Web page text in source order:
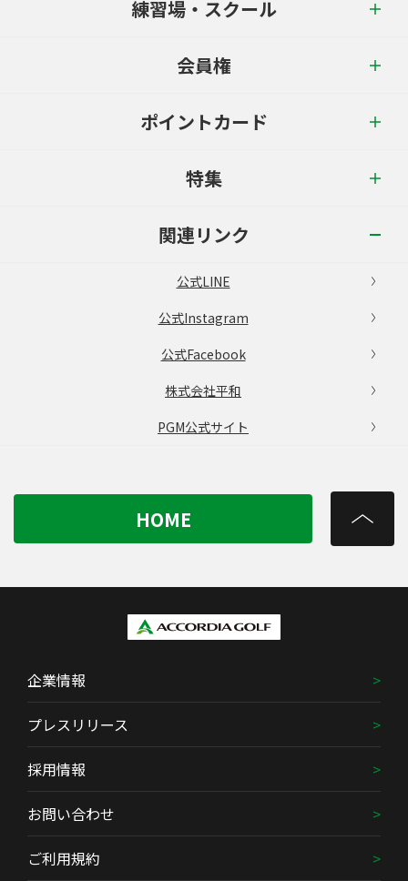
練習場・スクール
会員権
ポイントカード
特集
関連リンク
公式LINE
公式Instagram
公式Facebook
株式会社平和
PGM公式サイト
HOME
企業情報
プレスリリース
採用情報
お問い合わせ
ご利用規約